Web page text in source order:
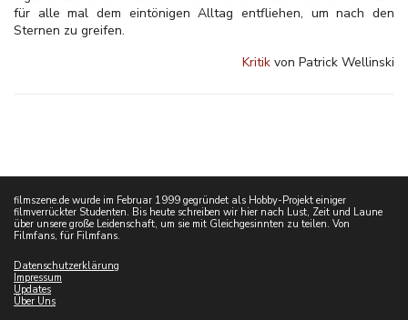
für alle mal dem eintönigen Alltag entfliehen, um nach den
Sternen zu greifen.
Kritik von Patrick Wellinski
filmszene.de wurde im Februar 1999 gegründet als Hobby-Projekt einiger
filmverrückter Studenten. Bis heute schreiben wir hier nach Lust, Zeit und Laune
über unsere große Leidenschaft, um sie mit Gleichgesinnten zu teilen. Von
Filmfans, für Filmfans.
Datenschutzerklärung
Impressum
Updates
Über Uns